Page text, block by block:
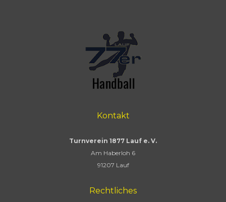
Kontakt
Turnverein 1877 Lauf e. V.
Am Haberloh 6
91207 Lauf
Rechtliches